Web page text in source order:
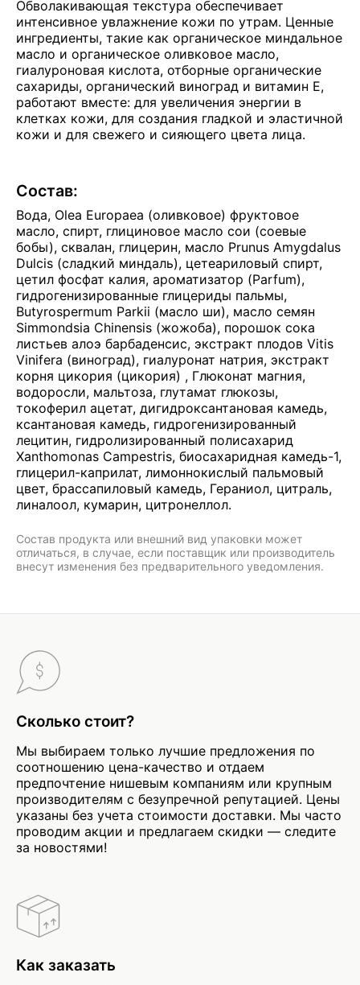
Обволакивающая текстура обеспечивает
интенсивное увлажнение кожи по утрам. Ценные
ингредиенты, такие как органическое миндальное
масло и органическое оливковое масло,
гиалуроновая кислота, отборные органические
сахариды, органический виноград и витамин Е,
работают вместе: для увеличения энергии в
клетках кожи, для создания гладкой и эластичной
кожи и для свежего и сияющего цвета лица.
Состав:
Вода, Olea Europaea (оливковое) фруктовое
масло, спирт, глициновое масло сои (соевые
бобы), сквалан, глицерин, масло Prunus Amygdalus
Dulcis (сладкий миндаль), цетеариловый спирт,
цетил фосфат калия, ароматизатор (Parfum),
гидрогенизированные глицериды пальмы,
Butyrospermum Parkii (масло ши), масло семян
Simmondsia Chinensis (жожоба), порошок сока
листьев алоэ барбаденсис, экстракт плодов Vitis
Vinifera (виноград), гиалуронат натрия, экстракт
корня цикория (цикория) , Глюконат магния,
водоросли, мальтоза, глутамат глюкозы,
токоферил ацетат, дигидроксантановая камедь,
ксантановая камедь, гидрогенизированный
лецитин, гидролизированный полисахарид
Xanthomonas Campestris, биосахаридная камедь-1,
глицерил-каприлат, лимоннокислый пальмовый
цвет, брассапиловый камедь, Гераниол, цитраль,
линалоол, кумарин, цитронеллол.
Состав продукта или внешний вид упаковки может
отличаться, в случае, если поставщик или производитель
внесут изменения без предварительного уведомления.
Сколько стоит?
Мы выбираем только лучшие предложения по
соотношению цена-качество и отдаем
предпочтение нишевым компаниям или крупным
производителям с безупречной репутацией. Цены
указаны без учета стоимости доставки. Мы часто
проводим акции и предлагаем скидки — следите
за новостями!
Как заказать